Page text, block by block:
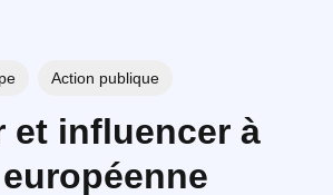
Action publique
et influencer à